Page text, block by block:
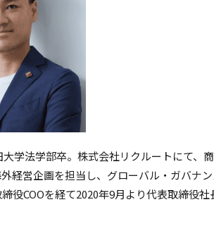
大学法学部卒。株式会社リクルートにて、
経営企画を担当し、グローバル・ガバナ
役COOを経て2020年9月より代表取締役社